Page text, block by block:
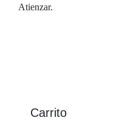
Atienzar.
Carrito